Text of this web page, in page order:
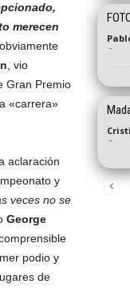
merecen
, vio
Gran Premio
«carrera»
aclaración
y
veces no se
George
podio y
de
-
-